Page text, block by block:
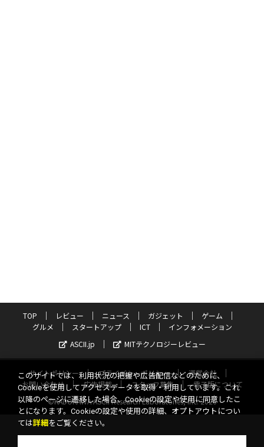
TOP レビュー ニュース ガジェット
ゲーム
グルメ
スタートアップ ICT
インフォメーション
ASCII.jp
MITテクノロジーレビュー
サイトポリシー プライバシーポリシー
運営会社
お問い合わせ
広告掲載 スタッフ募集
電子版について
©KADOKAWA ASCII Research Laboratories, Inc. 2026
このサイトでは、利用状況の把握や広告配信などのために、
Cookieを使用してアクセスデータを取得・利用しています。これ
以降のページに遷移した場合、Cookieの設定や使用に同意したこ
とになります。Cookieの設定や使用の詳細、オプトアウトについ
ては詳細 をご覧ください。